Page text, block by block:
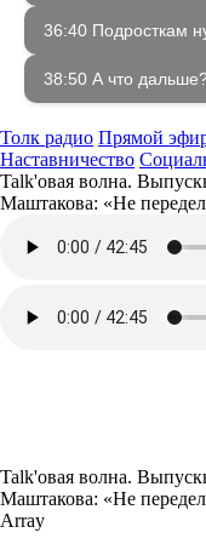
36:40 Подросткам
38:50 А что
Толк радио Прямой
Наставничество
Talk'овая волна.
Маштакова: «Не
Talk'овая волна.
Маштакова: «Не
Array